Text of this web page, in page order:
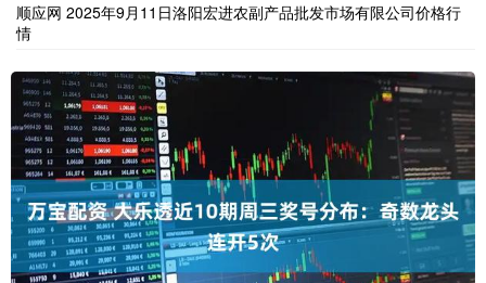
顺应网 2025年9月11日洛阳宏进农副产品批发市场有限公司价格行
情